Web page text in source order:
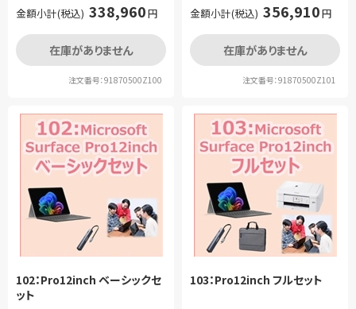
金額小計(税込) 338,960円
在庫がありません
注文番号：91870500Z100
金額小計(税込) 356,910円
在庫がありません
注文番号：91870500Z101
102：Pro12inch ベーシックセ
ット
103：Pro12inch フルセット